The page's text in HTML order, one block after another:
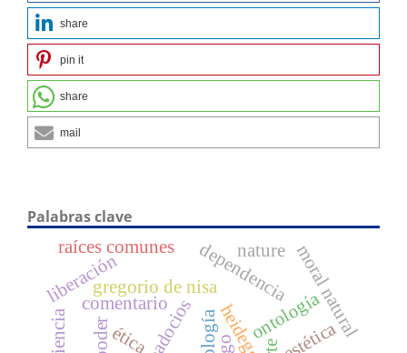
share
pin it
share
mail
Palabras clave
ontología
gregorio de nisadependencia
liberación
ética
comentario moral natural
estética
raíces comunes nature